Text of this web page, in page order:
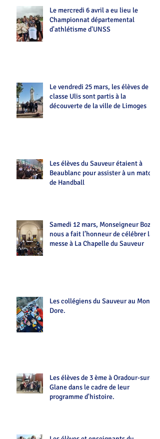
Le mercredi 6 avril a eu lieu le
Championnat départemental
d'athlétisme d'UNSS
Le vendredi 25 mars, les élèves de la
classe Ulis sont partis à la
découverte de la ville de Limoges
Les élèves du Sauveur étaient à
Beaublanc pour assister à un match
de Handball
Samedi 12 mars, Monseigneur Bozo
nous a fait l’honneur de célébrer la
messe à La Chapelle du Sauveur
Les collégiens du Sauveur au Mont-
Dore.
Les élèves de 3 ème à Oradour-sur-
Glane dans le cadre de leur
programme d'histoire.